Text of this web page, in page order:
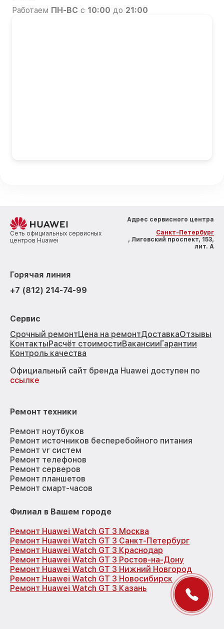
Работаем ПН-ВС с 10:00 до 21:00
Сеть официальных сервисных
центров Huawei
Адрес сервисного центра
Санкт-Петербург
, Лиговский проспект, 153,
лит. А
Горячая линия
+7 (812) 214-74-99
Сервис
Срочный ремонтЦена на ремонтДоставкаОтзывы
КонтактыРасчёт стоимостиВакансииГарантии
Контроль качества
Официальный сайт бренда Huawei доступен по
ссылке
Ремонт техники
Ремонт ноутбуков
Ремонт источников бесперебойного питания
Ремонт vr систем
Ремонт телефонов
Ремонт серверов
Ремонт планшетов
Ремонт смарт-часов
Филиал в Вашем городе
Ремонт Huawei Watch GT 3 Москва
Ремонт Huawei Watch GT 3 Санкт-Петербург
Ремонт Huawei Watch GT 3 Краснодар
Ремонт Huawei Watch GT 3 Ростов-на-Дону
Ремонт Huawei Watch GT 3 Нижний Новгород
Ремонт Huawei Watch GT 3 Новосибирск
Ремонт Huawei Watch GT 3 Казань